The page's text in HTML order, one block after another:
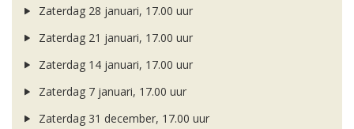
Zaterdag 28 januari, 17.00 uur
Zaterdag 21 januari, 17.00 uur
Zaterdag 14 januari, 17.00 uur
Zaterdag 7 januari, 17.00 uur
Zaterdag 31 december, 17.00 uur